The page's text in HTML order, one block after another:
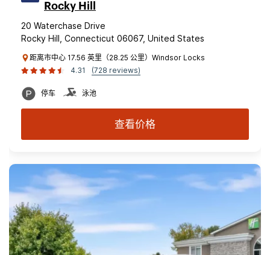
Rocky Hill
20 Waterchase Drive
Rocky Hill, Connecticut 06067, United States
距离市中心 17.56 英里（28.25 公里）Windsor Locks
4.31
(728 reviews)
停车 泳池
查看价格